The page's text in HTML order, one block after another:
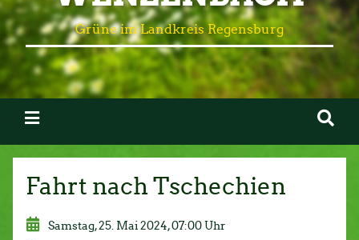
Grüne im Landkreis Regensburg
Fahrt nach Tschechien
Samstag, 25. Mai 2024, 07:00 Uhr